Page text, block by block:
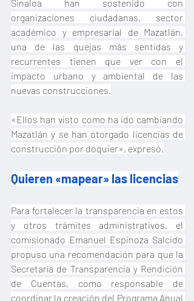
Sinaloa han sostenido con
organizaciones ciudadanas, sector
académico y empresarial de Mazatlán,
una de las quejas más sentidas y
recurrentes tienen que ver con el
impacto urbano y ambiental de las
nuevas construcciones.
«Ellos han visto como ha ido cambiando
Mazatlán y se han otorgado licencias de
construcción por doquier», expresó.
Quieren «mapear» las licencias
Para fortalecer la transparencia en estos
y otros trámites administrativos, el
comisionado Emanuel Espinoza Salcido
propuso una recomendación para que la
Secretaría de Transparencia y Rendición
de Cuentas, como responsable de
coordinar la creación del Programa Anual